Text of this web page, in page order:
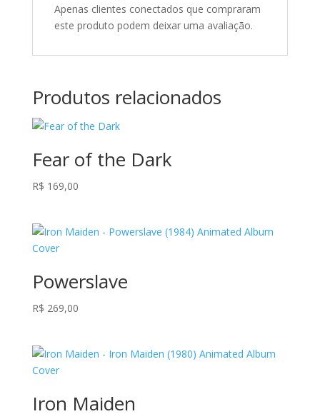
Apenas clientes conectados que compraram
este produto podem deixar uma avaliação.
Produtos relacionados
Fear of the Dark
R$ 169,00
Powerslave
R$ 269,00
Iron Maiden